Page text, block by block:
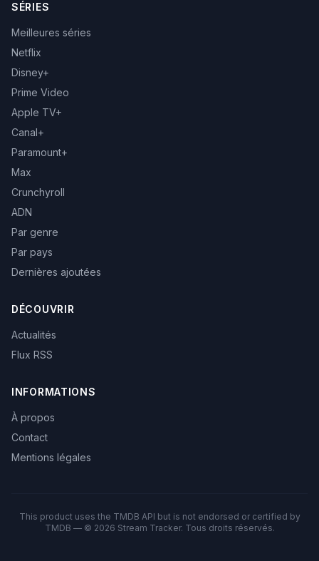
SÉRIES
Meilleures séries
Netflix
Disney+
Prime Video
Apple TV+
Canal+
Paramount+
Max
Crunchyroll
ADN
Par genre
Par pays
Dernières ajoutées
DÉCOUVRIR
Actualités
Flux RSS
INFORMATIONS
À propos
Contact
Mentions légales
This product uses the TMDB API but is not endorsed or certified by
TMDB — © 2026 Stream Tracker. Tous droits réservés.